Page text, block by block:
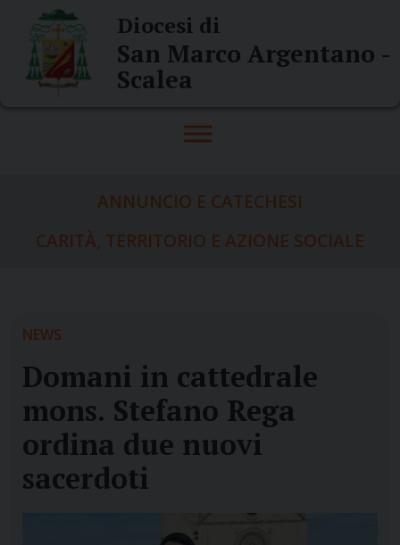
content
Diocesi di
San Marco Argentano -
Scalea
ANNUNCIO E CATECHESI
CARITÀ, TERRITORIO E AZIONE SOCIALE
NEWS
Domani in cattedrale
mons. Stefano Rega
ordina due nuovi
sacerdoti